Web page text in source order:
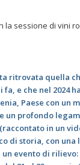
la sessione di vini
ritrovata quella
e che nel 2024
Paese con un
profondo
raccontato in un
di storia, con
evento di rilievo: